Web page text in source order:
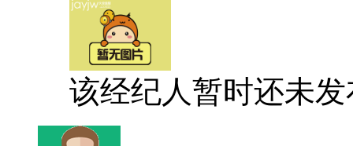
该经纪人暂时还未